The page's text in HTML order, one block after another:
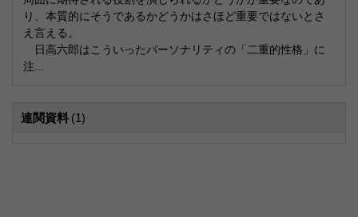
り、本質的にそうであるかどうかはさほど重要ではないとさ
え言える。
日高六郎はこういったパーソナリティの「二重的性格」に
注...
連関資料 (1)